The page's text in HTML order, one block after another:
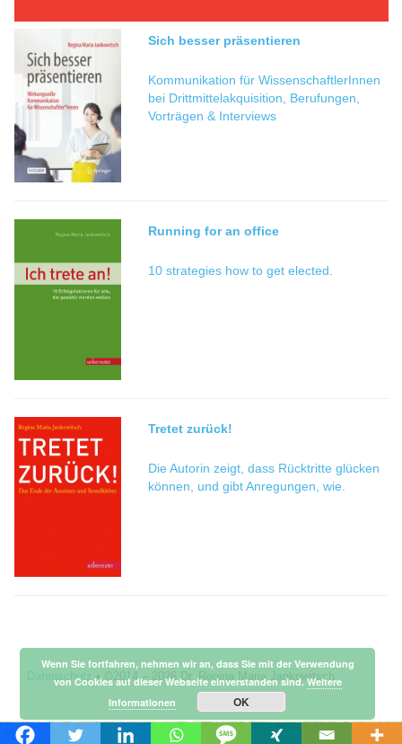
Sich besser präsentieren
Kommunikation für WissenschaftlerInnen
bei Drittmittelakquisition, Berufungen,
Vorträgen & Interviews
Running for an office
10 strategies how to get elected.
Tretet zurück!
Die Autorin zeigt, dass Rücktritte glücken
können, und gibt Anregungen, wie.
Datenschutz • ©2014 – 2026 Dr. Regina Maria Jankowitsch
Wenn Sie fortfahren, nehmen wir an, dass Sie mit der Verwendung
von Cookies auf dieser Webseite einverstanden sind. Weitere
Informationen
OK